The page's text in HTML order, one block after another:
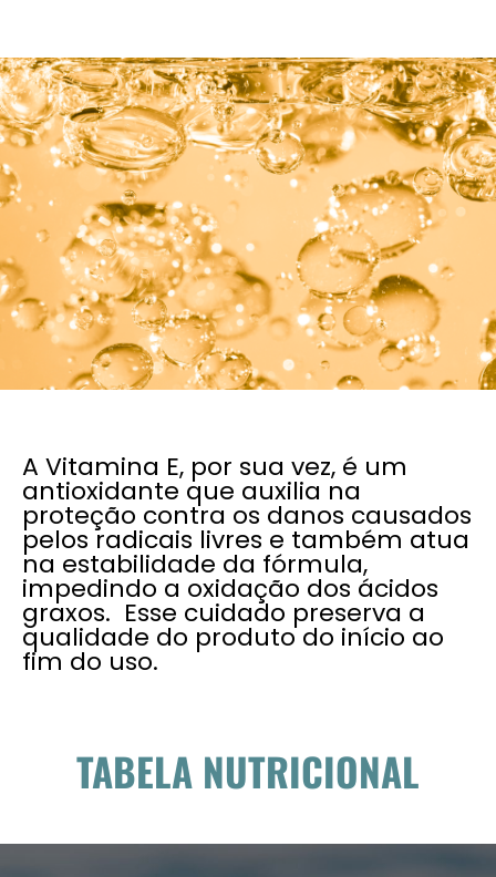
A Vitamina E, por sua vez, é um
antioxidante que auxilia na
proteção contra os danos causados
pelos radicais livres e também atua
na estabilidade da fórmula,
impedindo a oxidação dos ácidos
graxos. Esse cuidado preserva a
qualidade do produto do início ao
fim do uso.
TABELA NUTRICIONAL